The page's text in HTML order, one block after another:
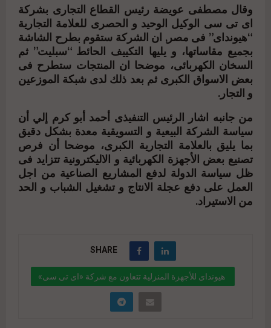
وقال مصطفى عويضة رئيس القطاع التجارى بشركة
اى تى سى الوكيل الوحيد و الحصرى للعلامة التجارية
“هيونداى” فى مصر, ان الشركة ستقوم بطرح الشاشة
بجميع مقاساتها، و يليها التكييف الحائط “سبليت” ثم
السخان الكهربائى، موضحا ان المنتجات ستطرح فى
بعض الاسواق الكبرى ثم بعد ذلك لدى شبكة الموزعين
و التجار.
من جانبه اشار الرئيس التنفيذى أحمد أبو كرم إلي أن
سياسة الشركة البيعية و التسويقية معدة بشكل دقيق
بما يليق بالعلامة التجارية الكبرى، موضحا أن فرص
تصنيع بعض الأجهزة الكهربائية و الاليكترونية تتزايد فى
ظل سياسة الدولة لدفع المشاريع الصناعية من اجل
العمل على دفع عجلة الانتاج و تشغيل الشباب و الحد
من الاستيراد.
SHARE
هيونداى للأجهزة المنزلية تتعاون مع شركة «اى تى سى»
للالكترونيات فى مصر